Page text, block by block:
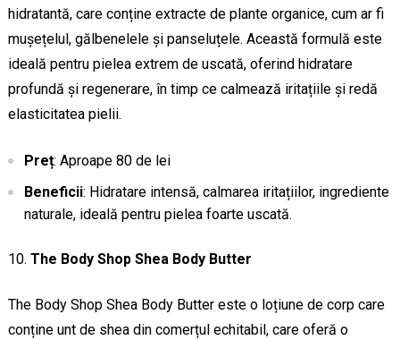
hidratantă, care conține extracte de plante organice, cum ar fi
mușețelul, gălbenelele și panseluțele. Această formulă este
ideală pentru pielea extrem de uscată, oferind hidratare
profundă și regenerare, în timp ce calmează iritațiile și redă
elasticitatea pielii.
Preț: Aproape 80 de lei
Beneficii: Hidratare intensă, calmarea iritațiilor, ingrediente
naturale, ideală pentru pielea foarte uscată.
The Body Shop Shea Body Butter
The Body Shop Shea Body Butter este o loțiune de corp care
conține unt de shea din comerțul echitabil, care oferă o